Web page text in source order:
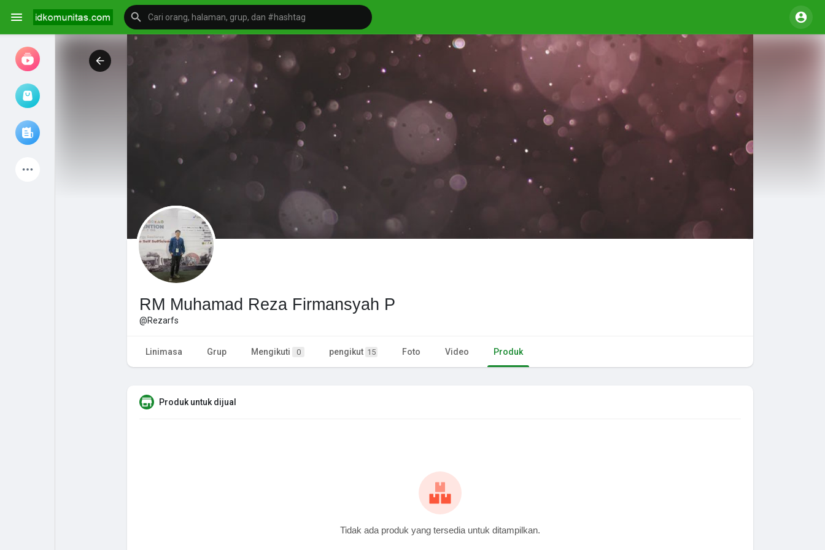
postingan populer
RM Muhamad Reza Firmansyah P
@Rezarfs
Linimasa Grup Mengikuti 0 pengikut 15 Foto Video Produk
Produk untuk dijual
Tidak ada produk yang tersedia untuk ditampilkan.